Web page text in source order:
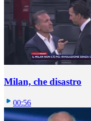
Milan, che disastro
00:56